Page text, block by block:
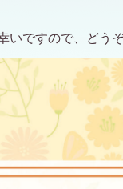
いですので、どう